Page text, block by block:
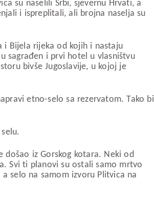
su naselili Srbi, sjevernu Hrvati, a
i ispreplitali, ali brojna naselja su
i Bijela rijeka od kojih i nastaju
sagrađen i prvi hotel u vlasništvu
bivše Jugoslavije, u kojoj je
etno-selo sa rezervatom. Tako bi
došao iz Gorskog kotara. Neki od
Svi ti planovi su ostali samo mrtvo
selo na samom izvoru Plitvica na